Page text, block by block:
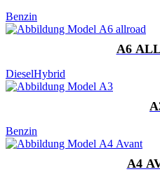
Benzin
A6
DieselHybrid
Benzin
A4